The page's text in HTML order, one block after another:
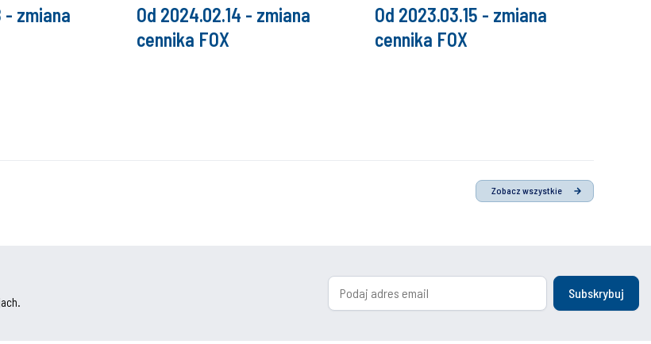
- zmiana
Od 2024.02.14 - zmiana
cennika FOX
Od 2023.03.15 - zmiana
cennika FOX
Zobacz wszystkie
Subskrybuj